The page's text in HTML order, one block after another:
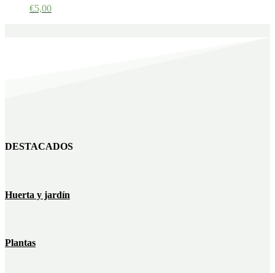
€5,00
DESTACADOS
Huerta y jardín
Plantas